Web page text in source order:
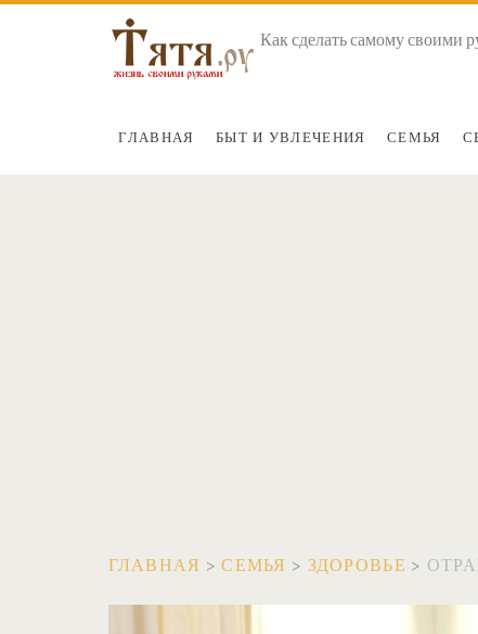
Как сделать самому своими
ГЛАВНАЯ БЫТ И УВЛЕЧЕНИЯ СЕМЬЯ
ГЛАВНАЯ >СЕМЬЯ > ЗДОРОВЬЕ >